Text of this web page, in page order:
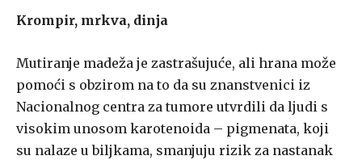
Krompir, mrkva, dinja
Mutiranje madeža je zastrašujuće, ali hrana može
pomoći s obzirom na to da su znanstvenici iz
Nacionalnog centra za tumore utvrdili da ljudi s
visokim unosom karotenoida – pigmenata, koji
su nalaze u biljkama, smanjuju rizik za nastanak